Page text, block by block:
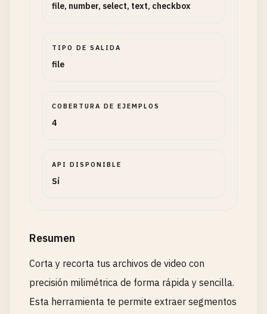
file, number, select, text, checkbox
TIPO DE SALIDA
file
COBERTURA DE EJEMPLOS
4
API DISPONIBLE
Sí
Resumen
Corta y recorta tus archivos de video con
precisión milimétrica de forma rápida y sencilla.
Esta herramienta te permite extraer segmentos